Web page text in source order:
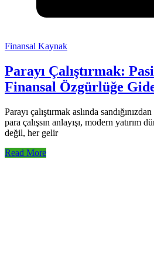
Finansal Kaynak
Parayı Çalıştırmak:
Finansal Özgürlüğe
Parayı çalıştırmak aslında
para çalışsın anlayışı, modern yatırım
değil, her gelir
Read More